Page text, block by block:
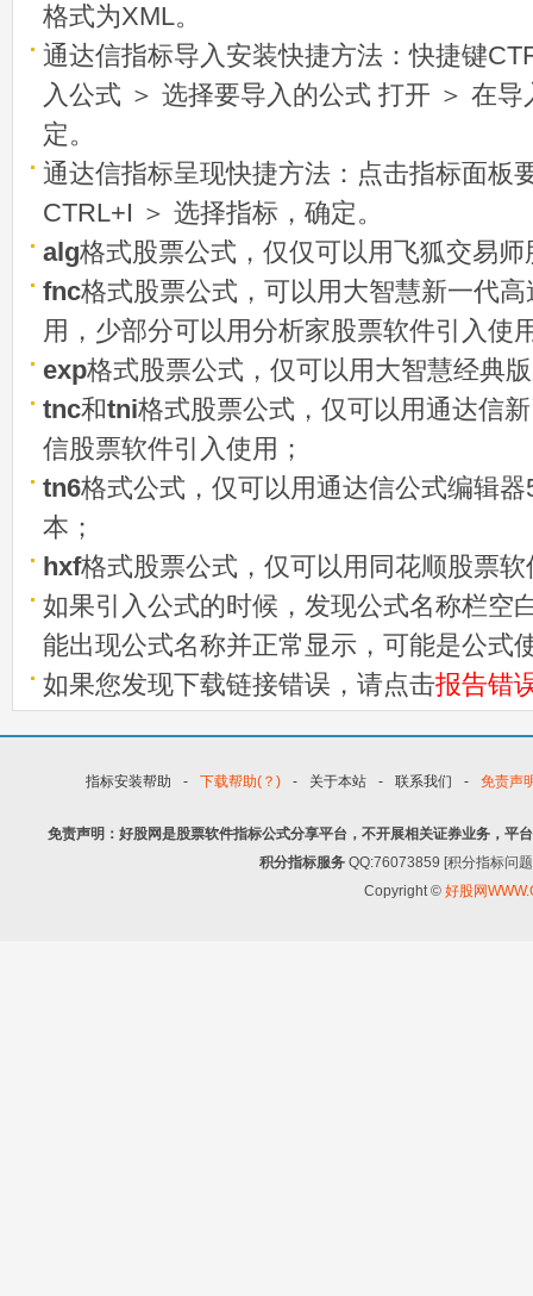
格式为XML。
通达信指标导入安装快捷方法：快捷键
入公式 ＞ 选择要导入的公式 打开 ＞ 在
定。
通达信指标呈现快捷方法：点击指标面板
CTRL+I ＞ 选择指标，确定。
alg格式股票公式，仅仅可以用飞狐交易
fnc格式股票公式，可以用大智慧新一代
用，少部分可以用分析家股票软件引入使
exp格式股票公式，仅可以用大智慧经典
tnc和tni格式股票公式，仅可以用通达信
信股票软件引入使用；
tn6格式公式，仅可以用通达信公式编辑
本；
hxf格式股票公式，仅可以用同花顺股票
如果引入公式的时候，发现公式名称栏空
能出现公式名称并正常显示，可能是公式
如果您发现下载链接错误，请点击报告错
指标安装帮助 - 下载帮助(？) - 关于本站 - 联系我们 - 免责声
免责声明：好股网是股票软件指标公式分享平台，不开展相关证券业务，平
积分指标服务 QQ:76073859 [积分指标问
Copyright © 好股网